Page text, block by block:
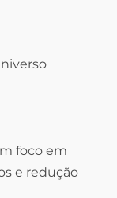
foco em
e redução